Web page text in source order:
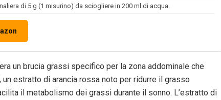
di 5 g (1 misurino) da sciogliere in 200 ml di acqua.
un brucia grassi specifico per la zona addominale che
estratto di arancia rossa noto per ridurre il grasso
il metabolismo dei grassi durante il sonno. L’estratto di